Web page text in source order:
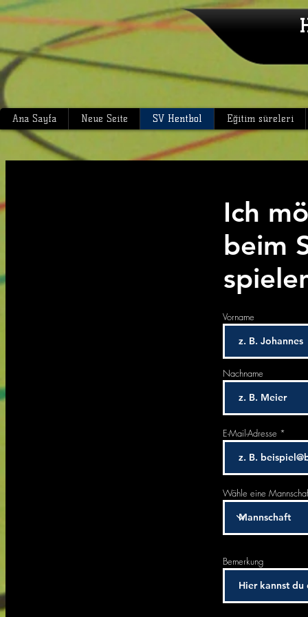
Ana Sayfa Neue Seite SV Hentbol Eğitim süreleri
Ich
beim
Vorname
Nachname
E-Mail-Adresse
Wähle eine
Bemerkung